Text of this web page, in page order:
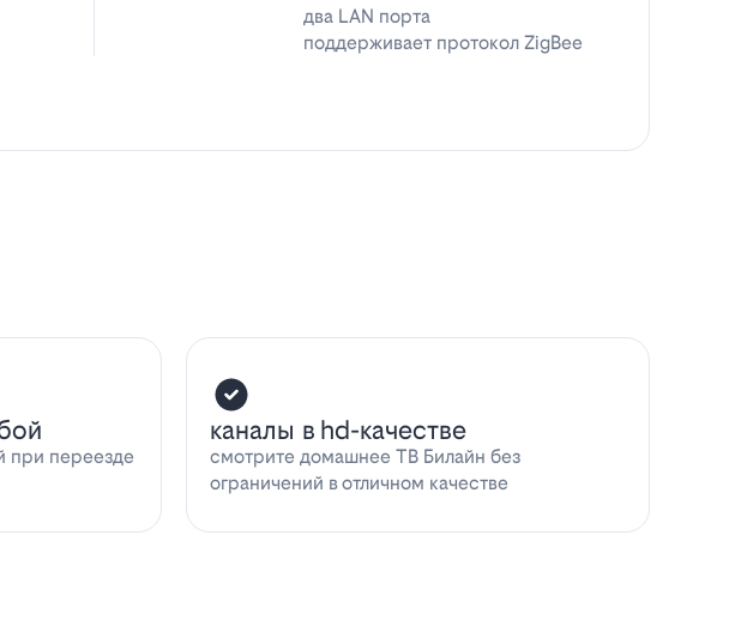
два LAN порта
поддерживает протокол ZigBee
при переезде
каналы в hd-качестве
смотрите домашнее ТВ Билайн без
ограничений в отличном качестве